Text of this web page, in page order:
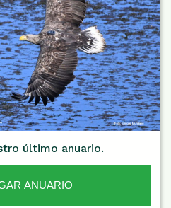
último anuario.
ANUARIO